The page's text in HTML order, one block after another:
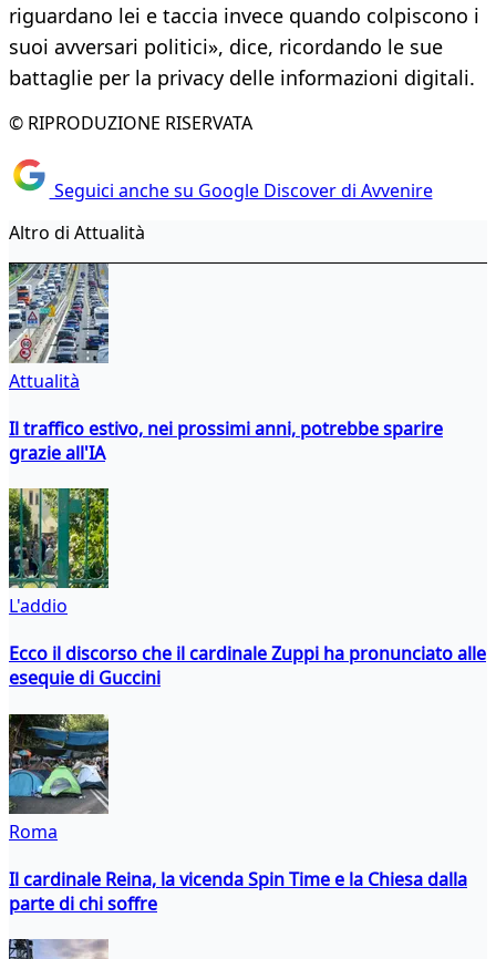
riguardano lei e taccia invece quando colpiscono i
suoi avversari politici», dice, ricordando le sue
battaglie per la privacy delle informazioni digitali.
© RIPRODUZIONE RISERVATA
Seguici anche su Google Discover di Avvenire
Altro di Attualità
Attualità
Il traffico estivo, nei prossimi anni, potrebbe sparire
grazie all'IA
L'addio
Ecco il discorso che il cardinale Zuppi ha pronunciato alle
esequie di Guccini
Roma
Il cardinale Reina, la vicenda Spin Time e la Chiesa dalla
parte di chi soffre